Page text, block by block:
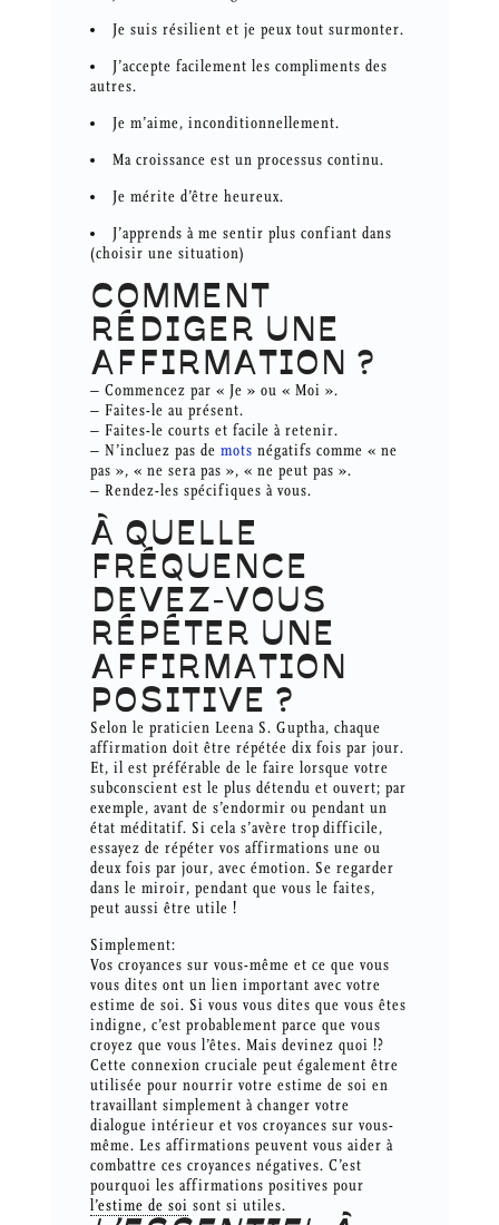
Je suis résilient et je peux tout surmonter.
J’accepte facilement les compliments des
autres.
Je m’aime, inconditionnellement.
Ma croissance est un processus continu.
Je mérite d’être heureux.
J’apprends à me sentir plus confiant dans
(choisir une situation)
COMMENT
RÉDIGER UNE
AFFIRMATION ?
– Commencez par « Je » ou « Moi ».
– Faites-le au présent.
– Faites-le courts et facile à retenir.
– N’incluez pas de mots négatifs comme « ne
pas », « ne sera pas », « ne peut pas ».
– Rendez-les spécifiques à vous.
À QUELLE
FRÉQUENCE
DEVEZ-VOUS
RÉPÉTER UNE
AFFIRMATION
POSITIVE ?
Selon le praticien Leena S. Guptha, chaque
affirmation doit être répétée dix fois par jour.
Et, il est préférable de le faire lorsque votre
subconscient est le plus détendu et ouvert; par
exemple, avant de s’endormir ou pendant un
état méditatif. Si cela s’avère trop difficile,
essayez de répéter vos affirmations une ou
deux fois par jour, avec émotion. Se regarder
dans le miroir, pendant que vous le faites,
peut aussi être utile !
Simplement:
Vos croyances sur vous-même et ce que vous
vous dites ont un lien important avec votre
estime de soi. Si vous vous dites que vous êtes
indigne, c’est probablement parce que vous
croyez que vous l’êtes. Mais devinez quoi !?
Cette connexion cruciale peut également être
utilisée pour nourrir votre estime de soi en
travaillant simplement à changer votre
dialogue intérieur et vos croyances sur vous-
même. Les affirmations peuvent vous aider à
combattre ces croyances négatives. C’est
pourquoi les affirmations positives pour
l’estime de soi sont si utiles.